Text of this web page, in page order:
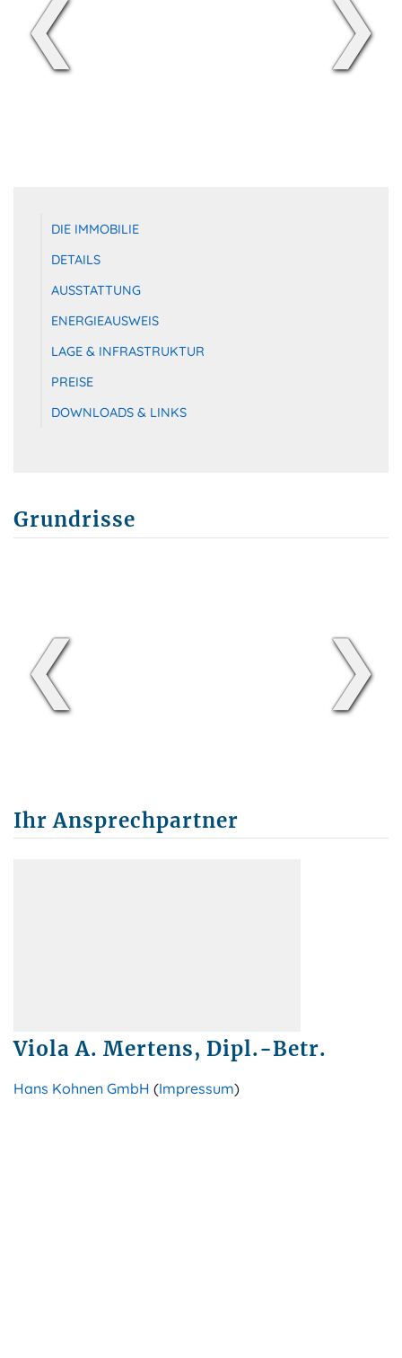
❮ ❯
DIE IMMOBILIE
DETAILS
AUSSTATTUNG
ENERGIEAUSWEIS
LAGE & INFRASTRUKTUR
PREISE
DOWNLOADS & LINKS
Grundrisse
❮ ❯
Ihr Ansprechpartner
Viola A. Mertens, Dipl.-Betr.
Hans Kohnen GmbH (Impressum)